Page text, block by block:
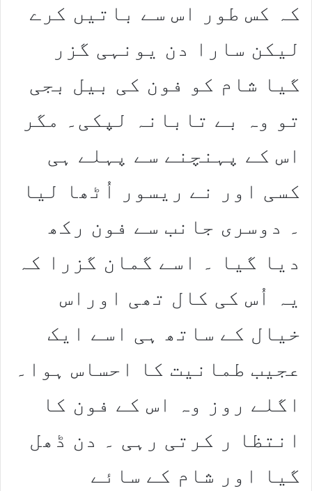
کہ کس طور اس سے باتیں کرے
لیکن سارا دن یونہی گزر
گیا شام کو فون کی بیل بجی
تو وہ بے تابانہ لپکی۔ مگر
اس کے پہنچنے سے پہلے ہی
کسی اور نے ریسور اُٹھا لیا
۔ دوسری جانب سے فون رکھ
دیا گیا ۔ اسے گمان گزرا کہ
یہ اُس کی کال تھی اوراس
خیال کے ساتھ ہی اسے ایک
عجیب طمانیت کا احساس ہوا۔
اگلے روز وہ اس کے فون کا
انتظا ر کرتی رہی ۔ دن ڈھل
گیا اور شام کے سائے